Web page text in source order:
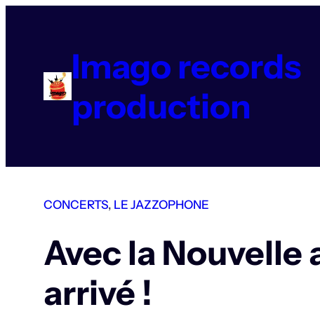
Imago records
production
CONCERTS, LE JAZZOPHONE
Avec la Nouvelle
arrivé !